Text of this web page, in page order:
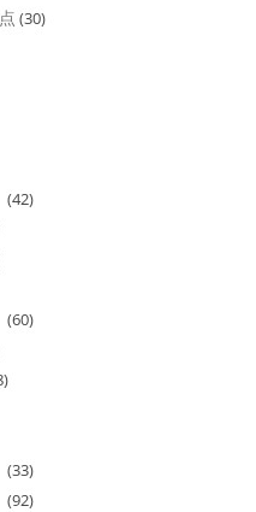
(30)
(42)
(60)
(33)
(92)